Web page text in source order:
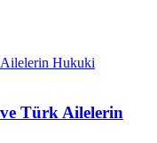
Türk Ailelerin